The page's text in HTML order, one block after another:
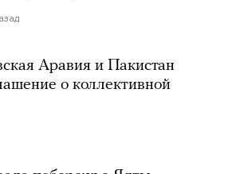
Аравия и Пакистан
о коллективной